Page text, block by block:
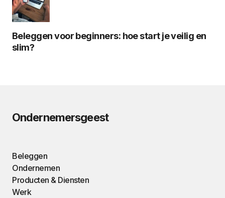
Beleggen voor beginners: hoe start je veilig en
slim?
Ondernemersgeest
Beleggen
Ondernemen
Producten & Diensten
Werk